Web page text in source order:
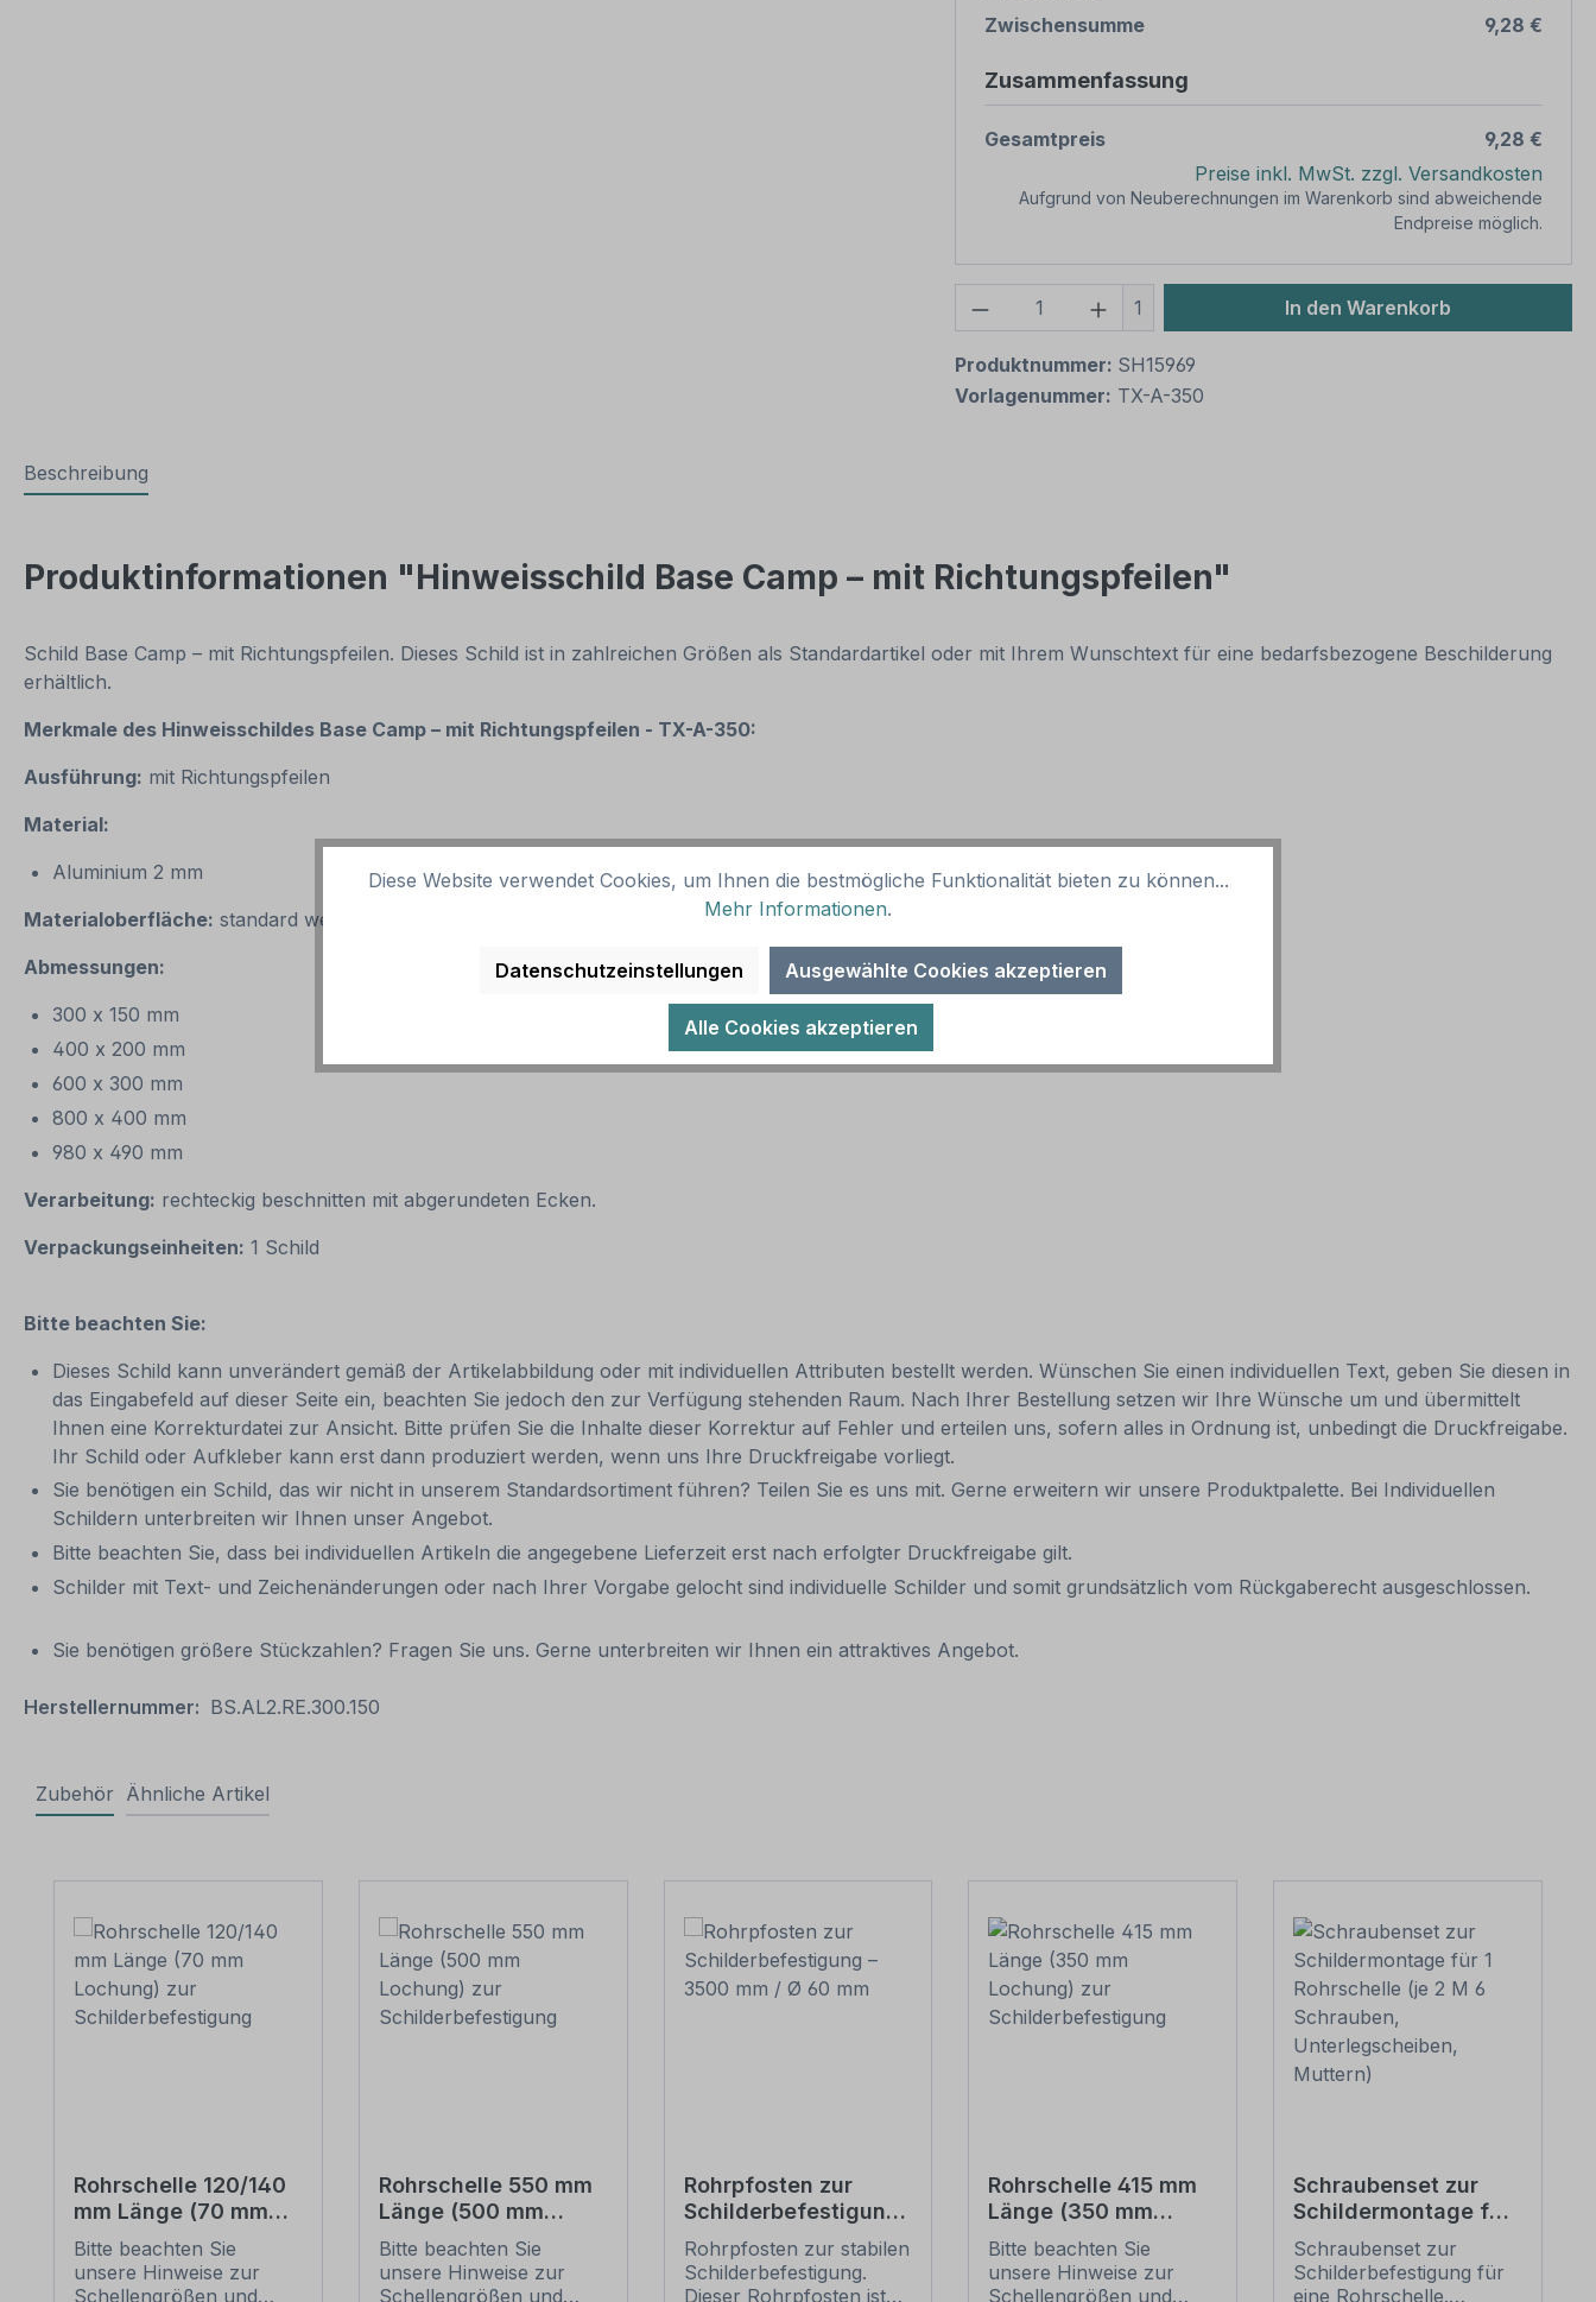
Zwischensumme
9,28 €
Zusammenfassung
Gesamtpreis
9,28 €
Preise inkl. MwSt. zzgl. Versandkosten
Aufgrund von Neuberechnungen im Warenkorb sind abweichende
Endpreise möglich.
Produkt Anzahl: Gib den gewünschten Wert
1 In den Warenkorb
Produktnummer: SH15969
Vorlagenummer: TX-A-350
Beschreibung
Produktinformationen "Hinweisschild Base Camp – mit Richtungspfeilen"
Schild Base Camp – mit Richtungspfeilen. Dieses Schild ist in zahlreichen Größen als Standardartikel oder mit Ihrem Wunschtext für eine bedarfsbezogene Beschilderung
erhältlich.
Merkmale des Hinweisschildes Base Camp – mit Richtungspfeilen - TX-A-350:
Ausführung: mit Richtungspfeilen
Material:
Aluminium 2 mm
Materialoberfläche: standard weiß
Abmessungen:
300 x 150 mm
400 x 200 mm
600 x 300 mm
800 x 400 mm
980 x 490 mm
Verarbeitung: rechteckig beschnitten mit abgerundeten Ecken.
Verpackungseinheiten: 1 Schild
Bitte beachten Sie:
Dieses Schild kann unverändert gemäß der Artikelabbildung oder mit individuellen Attributen bestellt werden. Wünschen Sie einen individuellen Text, geben Sie diesen in
das Eingabefeld auf dieser Seite ein, beachten Sie jedoch den zur Verfügung stehenden Raum. Nach Ihrer Bestellung setzen wir Ihre Wünsche um und übermittelt
Ihnen eine Korrekturdatei zur Ansicht. Bitte prüfen Sie die Inhalte dieser Korrektur auf Fehler und erteilen uns, sofern alles in Ordnung ist, unbedingt die Druckfreigabe.
Ihr Schild oder Aufkleber kann erst dann produziert werden, wenn uns Ihre Druckfreigabe vorliegt.
Sie benötigen ein Schild, das wir nicht in unserem Standardsortiment führen? Teilen Sie es uns mit. Gerne erweitern wir unsere Produktpalette. Bei Individuellen
Schildern unterbreiten wir Ihnen unser Angebot.
Bitte beachten Sie, dass bei individuellen Artikeln die angegebene Lieferzeit erst nach erfolgter Druckfreigabe gilt.
Schilder mit Text- und Zeichenänderungen oder nach Ihrer Vorgabe gelocht sind individuelle Schilder und somit grundsätzlich vom Rückgaberecht ausgeschlossen.
Sie benötigen größere Stückzahlen? Fragen Sie uns. Gerne unterbreiten wir Ihnen ein attraktives Angebot.
Herstellernummer: BS.AL2.RE.300.150
Zubehör Ähnliche Artikel
Rohrschelle 120/140
mm Länge (70 mm
Lochung) zur
Schilderbefestigung
Bitte beachten Sie
unsere Hinweise zur
Schellengrößen und
Rohrschelle 550 mm
Länge (500 mm
Lochung) zur
Schilderbefestigung
Bitte beachten Sie
unsere Hinweise zur
Schellengrößen und
Rohrpfosten zur
Schilderbefestigung
– 3500 mm / Ø 60
mm
Rohrpfosten zur stabilen
Schilderbefestigung.
Dieser Rohrpfosten ist
Rohrschelle 415 mm
Länge (350 mm
Lochung) zur
Schilderbefestigung
Bitte beachten Sie
unsere Hinweise zur
Schellengrößen und
Schraubenset zur
Schildermontage für
1 Rohrschelle (je 2 M
6 Schrauben,
Unterlegscheiben,
Schraubenset zur
Schilderbefestigung für
eine Rohrschelle.
Diese Website verwendet Cookies, um Ihnen die bestmögliche Funktionalität bieten zu können...
Mehr Informationen.
Datenschutzeinstellungen Ausgewählte Cookies akzeptieren
Alle Cookies akzeptieren